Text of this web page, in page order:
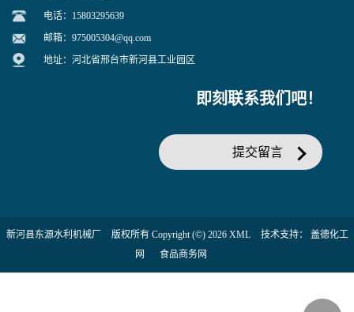
电话：15803295639
邮箱： 975005304@qq.com
地址：河北省邢台市新河县工业园区
即刻联系我们吧！
提交留言
新河县东源水利机械厂 版权所有 Copyright (©) 2026 XML 技术支持： 盖德化工
网
食品商务网